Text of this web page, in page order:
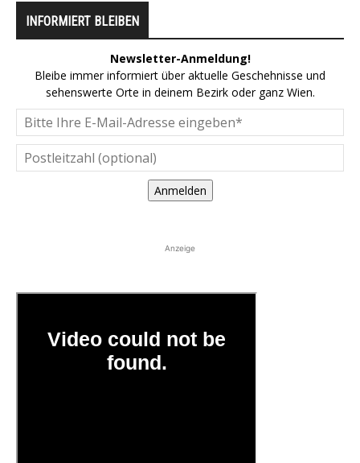
INFORMIERT BLEIBEN
Newsletter-Anmeldung!
Bleibe immer informiert über aktuelle Geschehnisse und
sehenswerte Orte in deinem Bezirk oder ganz Wien.
Anmelden
Anzeige